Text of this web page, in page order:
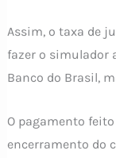
Assim, o taxa de
fazer o simulador
Banco do Brasil,
O pagamento
encerramento do